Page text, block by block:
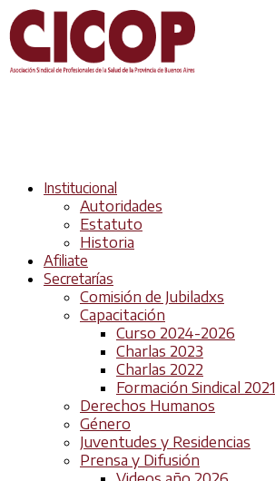
Institucional
Autoridades
Estatuto
Historia
Afiliate
Secretarías
Comisión de Jubiladxs
Capacitación
Curso 2024-2026
Charlas 2023
Charlas 2022
Formación Sindical 2021
Derechos Humanos
Género
Juventudes y Residencias
Prensa y Difusión